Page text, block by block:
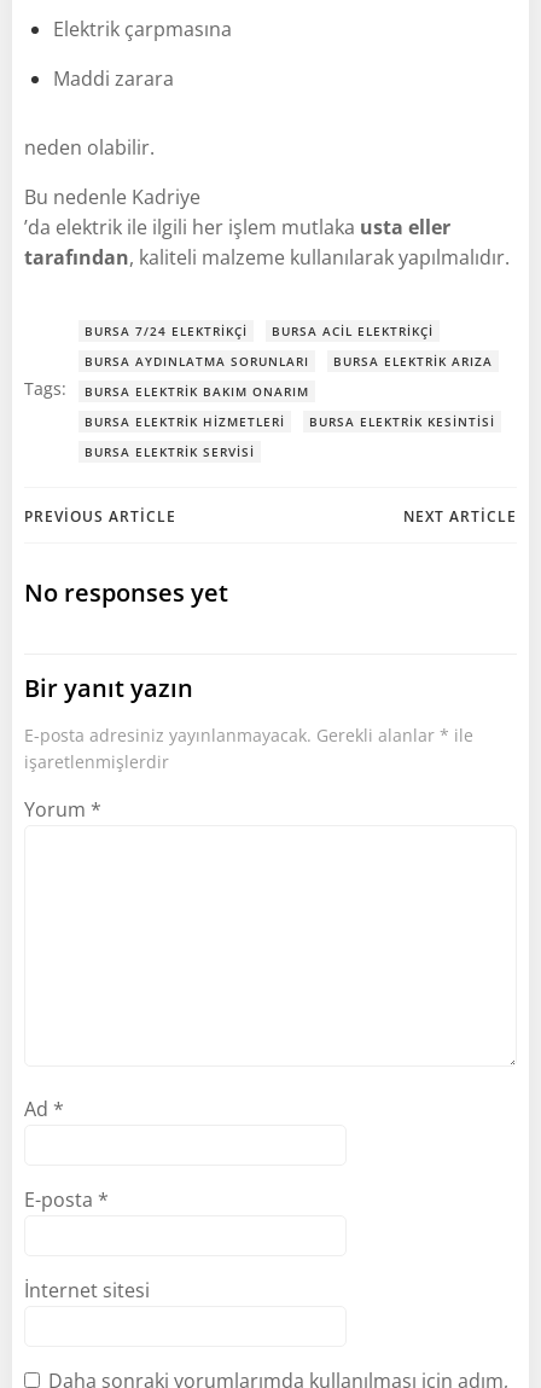
Elektrik çarpmasına
Maddi zarara
neden olabilir.
Bu nedenle Kadriye
’da elektrik ile ilgili her işlem mutlaka usta eller
tarafından, kaliteli malzeme kullanılarak yapılmalıdır.
Tags:
BURSA 7/24 ELEKTRIKÇI
BURSA ACIL ELEKTRIKÇI
BURSA AYDINLATMA SORUNLARI
BURSA ELEKTRIK ARIZA
BURSA ELEKTRIK BAKIM ONARIM
BURSA ELEKTRIK HIZMETLERI
BURSA ELEKTRIK KESINTISI
BURSA ELEKTRIK SERVISI
Post
navigation
PREVIOUS ARTICLE NEXT ARTICLE
No responses yet
Bir yanıt yazın
E-posta adresiniz yayınlanmayacak. Gerekli alanlar * ile
işaretlenmişlerdir
Yorum *
Ad *
E-posta *
İnternet sitesi
Daha sonraki yorumlarımda kullanılması için adım,